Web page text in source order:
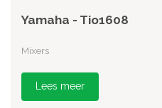
Yamaha - Tio1608
Mixers
Lees meer